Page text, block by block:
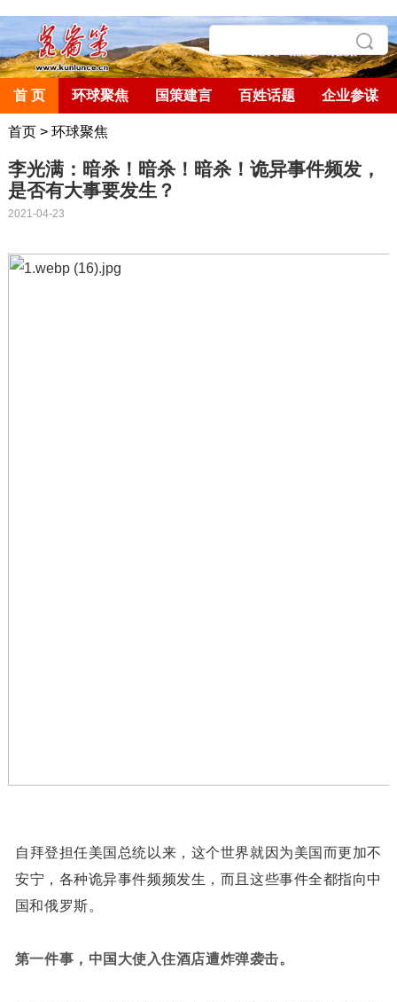
首 页 环球聚焦 国策建言 百姓话题 企业参谋
首页> 环球聚焦
李光满：暗杀！暗杀！暗杀！诡异事件频发，
是否有大事要发生？
2021-04-23
自拜登担任美国总统以来，这个世界就因为美国而更加不
安宁，各种诡异事件频频发生，而且这些事件全都指向中
国和俄罗斯。
第一件事，中国大使入住酒店遭炸弹袭击。